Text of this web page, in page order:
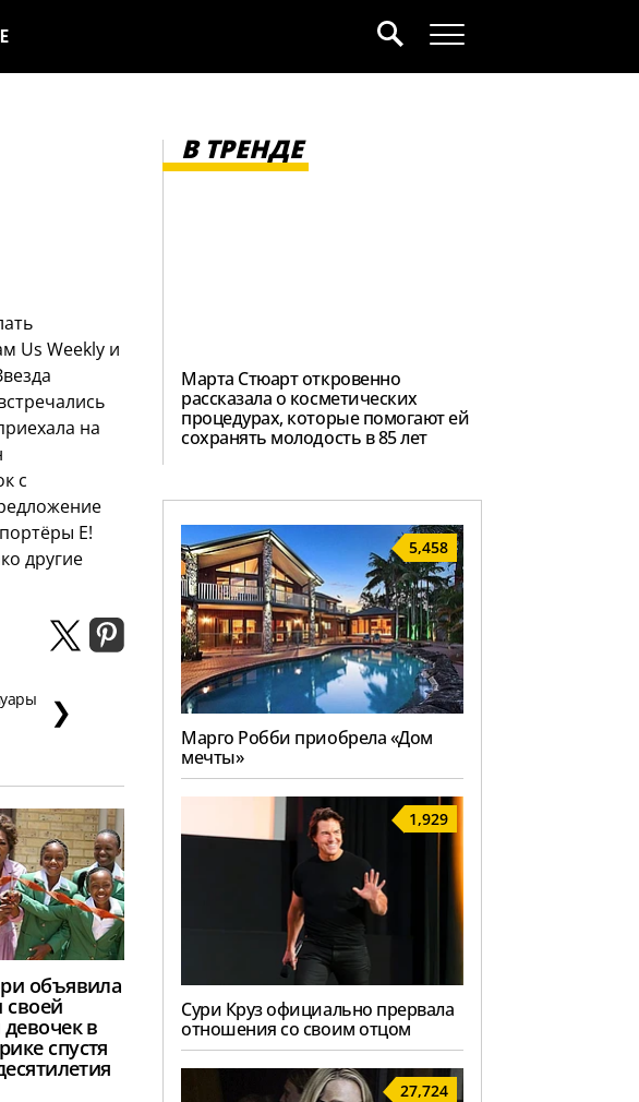
Us Weekly и
на
с
E!
другие
❯
объявила
своей
в
спустя
В ТРЕНДЕ
Марта Стюарт откровенно
рассказала о косметических
процедурах, которые помогают ей
сохранять молодость в 85 лет
5,458
Марго Робби приобрела «Дом
мечты»
1,929
Сури Круз официально прервала
отношения со своим отцом
27,724